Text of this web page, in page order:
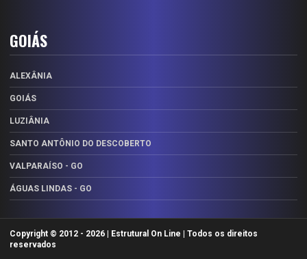
GOIÁS
ALEXÂNIA
GOIÁS
LUZIÂNIA
SANTO ANTÔNIO DO DESCOBERTO
VALPARAÍSO - GO
ÁGUAS LINDAS - GO
Copyright © 2012 - 2026 | Estrutural On Line | Todos os direitos
reservados